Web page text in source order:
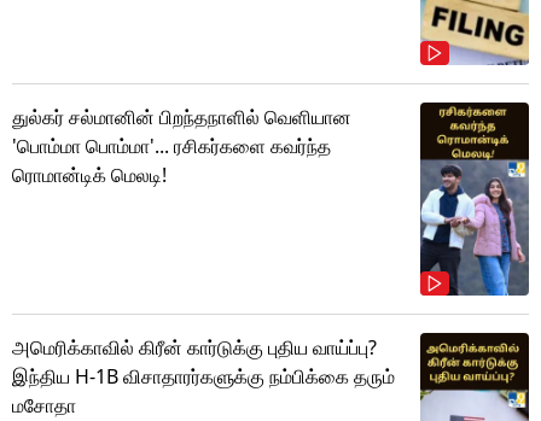
துல்கர் சல்மானின் பிறந்தநாளில் வெளியான
'பொம்மா பொம்மா'... ரசிகர்களை கவர்ந்த
ரொமான்டிக் மெலடி!
அமெரிக்காவில் கிரீன் கார்டுக்கு புதிய வாய்ப்பு?
இந்திய H-1B விசாதாரர்களுக்கு நம்பிக்கை தரும்
மசோதா